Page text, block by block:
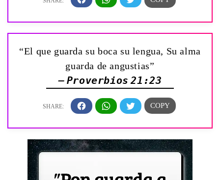
“El que guarda su boca su lengua, Su alma
guarda de angustias”
— Proverbios 21:23